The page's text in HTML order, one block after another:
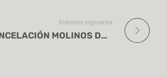
Entrada siguiente
BOLETÍN ESPECIAL 12.05.2025, “CANCELACIÓN MOLINOS DE ACERO Y PUBLICACIÓN DE PRECIOS ESTIMADOS PARA MUEBLES Y APARATOS DE ALUMBRADO.”